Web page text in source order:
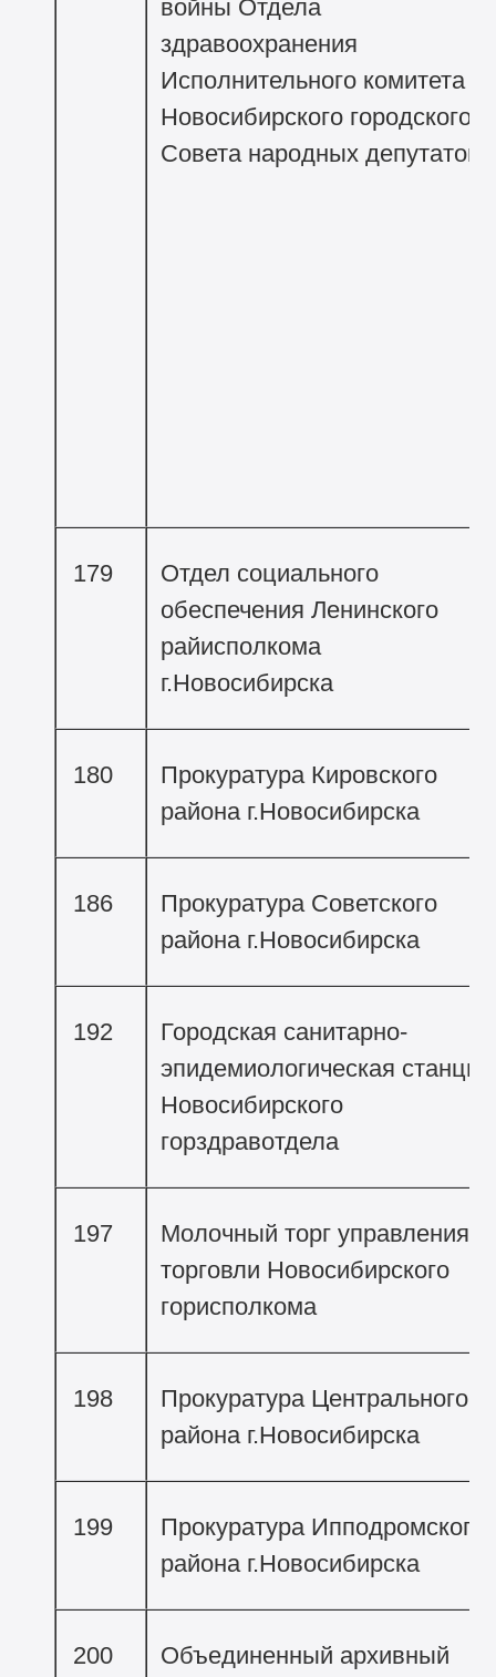
войны Отдела
здравоохранения
Исполнительного комитета
Новосибирского городского
Совета народных депутатов
179
Отдел социального
обеспечения Ленинского
райисполкома
г.Новосибирска
180
Прокуратура Кировского
района г.Новосибирска
186
Прокуратура Советского
района г.Новосибирска
192
Городская санитарно-
эпидемиологическая станция
Новосибирского
горздравотдела
197
Молочный торг управления
торговли Новосибирского
горисполкома
198
Прокуратура Центрального
района г.Новосибирска
199
Прокуратура Ипподромского
района г.Новосибирска
200
Объединенный архивный